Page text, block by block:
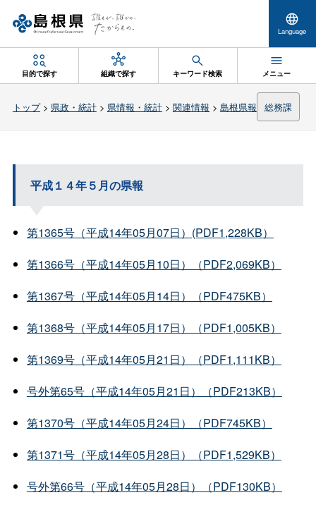
Language
目的で探す 組織で探す キーワード検索 メニュー
トップ> 県政・統計> 県情報・統計> 関連情報 > 島根県報 総務課
平成１４年５月の県報
第1365号（平成14年05月07日）(PDF1,228KB）
第1366号（平成14年05月10日）（PDF2,069KB）
第1367号（平成14年05月14日）（PDF475KB）
第1368号（平成14年05月17日）（PDF1,005KB）
第1369号（平成14年05月21日）（PDF1,111KB）
号外第65号（平成14年05月21日）（PDF213KB）
第1370号（平成14年05月24日）（PDF745KB）
第1371号（平成14年05月28日）（PDF1,529KB）
号外第66号（平成14年05月28日）（PDF130KB）